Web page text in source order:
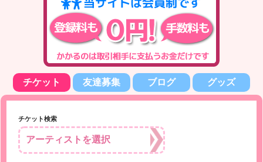
チケット 友達募集 ブログ グッズ
チケット検索